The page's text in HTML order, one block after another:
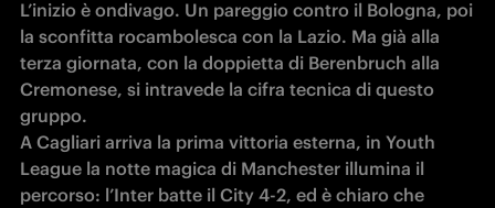
L’inizio è ondivago. Un pareggio contro il Bologna, poi
la sconfitta rocambolesca con la Lazio. Ma già alla
terza giornata, con la doppietta di Berenbruch alla
Cremonese, si intravede la cifra tecnica di questo
gruppo.
A Cagliari arriva la prima vittoria esterna, in Youth
League la notte magica di Manchester illumina il
percorso: l’Inter batte il City 4-2, ed è chiaro che